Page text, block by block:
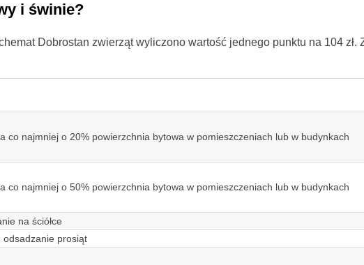
i świnie?
Dobrostan zwierząt wyliczono wartość jednego punktu na 104 zł.
co najmniej o 20% powierzchnia bytowa w pomieszczeniach lub w budynkach
co najmniej o 50% powierzchnia bytowa w pomieszczeniach lub w budynkach
na ściółce
odsadzanie prosiąt